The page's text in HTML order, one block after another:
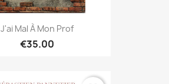
J'ai Mal À Mon Prof
€35.00